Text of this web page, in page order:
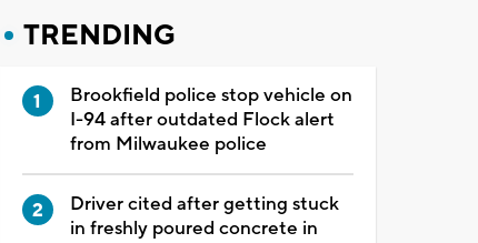
TRENDING
Brookfield police stop vehicle on
I-94 after outdated Flock alert
from Milwaukee police
Driver cited after getting stuck
in freshly poured concrete in